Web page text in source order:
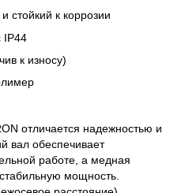
стойкий к коррозии
IP44
к износу)
отличается надежностью и
вал обеспечивает
работе, а медная
мощность.